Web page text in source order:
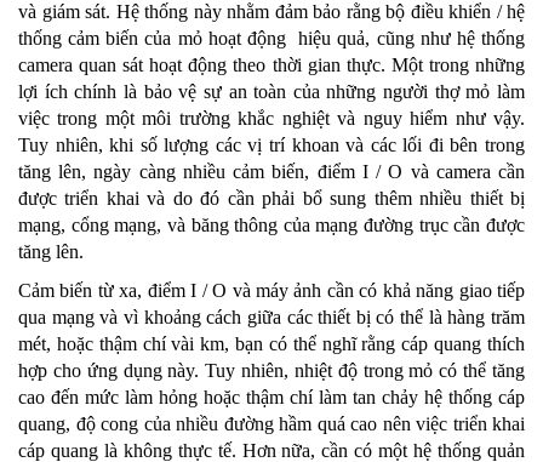
và giám sát. Hệ thống này nhằm đảm bảo rằng bộ điều khiển / hệ
thống cảm biến của mỏ hoạt động hiệu quả, cũng như hệ thống
camera quan sát hoạt động theo thời gian thực. Một trong những
lợi ích chính là bảo vệ sự an toàn của những người thợ mỏ làm
việc trong một môi trường khắc nghiệt và nguy hiểm như vậy.
Tuy nhiên, khi số lượng các vị trí khoan và các lối đi bên trong
tăng lên, ngày càng nhiều cảm biến, điểm I / O và camera cần
được triển khai và do đó cần phải bổ sung thêm nhiều thiết bị
mạng, cổng mạng, và băng thông của mạng đường trục cần được
tăng lên.
Cảm biến từ xa, điểm I / O và máy ảnh cần có khả năng giao tiếp
qua mạng và vì khoảng cách giữa các thiết bị có thể là hàng trăm
mét, hoặc thậm chí vài km, bạn có thể nghĩ rằng cáp quang thích
hợp cho ứng dụng này. Tuy nhiên, nhiệt độ trong mỏ có thể tăng
cao đến mức làm hỏng hoặc thậm chí làm tan chảy hệ thống cáp
quang, độ cong của nhiều đường hầm quá cao nên việc triển khai
cáp quang là không thực tế. Hơn nữa, cần có một hệ thống quản